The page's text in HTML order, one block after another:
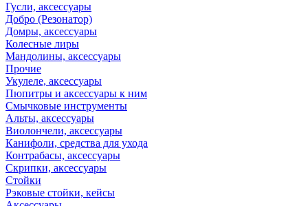
Гусли, аксессуары
Добро (Резонатор)
Домры, аксессуары
Колесные лиры
Мандолины, аксессуары
Прочие
Укулеле, аксессуары
Пюпитры и аксессуары к ним
Смычковые инструменты
Альты, аксессуары
Виолончели, аксессуары
Канифоли, средства для ухода
Контрабасы, аксессуары
Скрипки, аксессуары
Стойки
Рэковые стойки, кейсы